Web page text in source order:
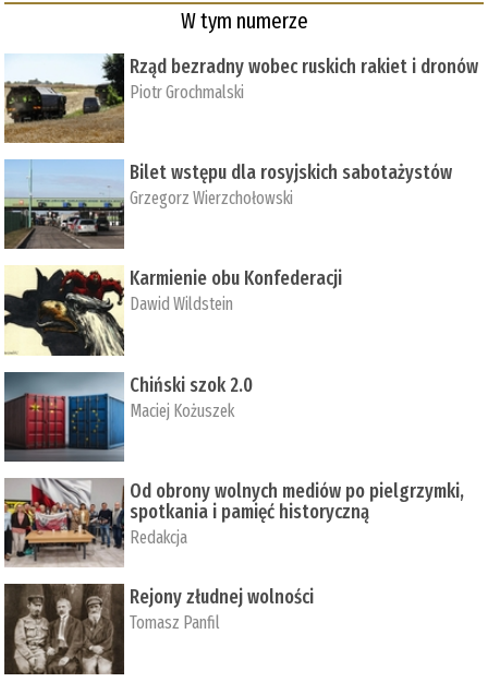
W tym numerze
Rząd bezradny wobec ruskich rakiet i dronów
Piotr Grochmalski
Bilet wstępu dla rosyjskich sabotażystów
Grzegorz Wierzchołowski
Karmienie obu Konfederacji
Dawid Wildstein
Chiński szok 2.0
Maciej Kożuszek
Od obrony wolnych mediów po pielgrzymki,
spotkania i pamięć historyczną
Redakcja
Rejony złudnej wolności
Tomasz Panfil